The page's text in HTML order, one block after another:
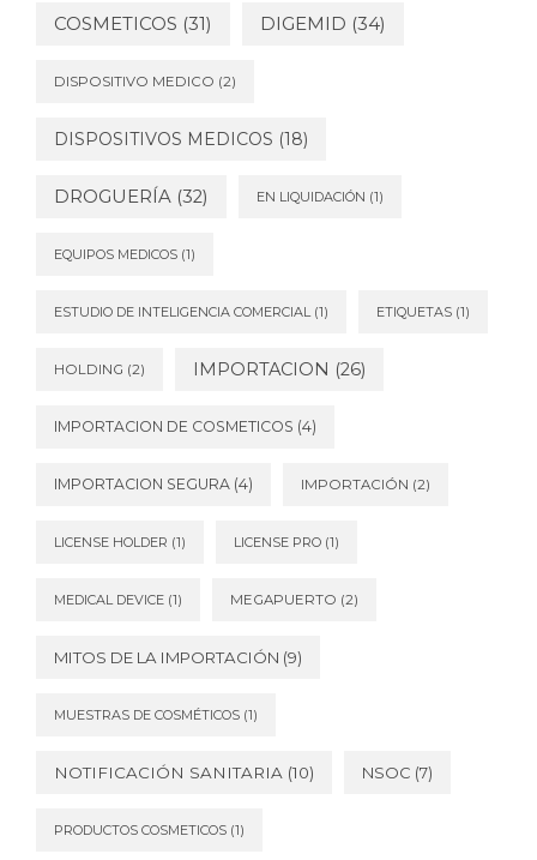
COSMETICOS (31) DIGEMID (34)
DISPOSITIVO MEDICO (2)
DISPOSITIVOS MEDICOS (18)
DROGUERÍA (32) EN LIQUIDACIÓN (1)
EQUIPOS MEDICOS (1)
ESTUDIO DE INTELIGENCIA COMERCIAL (1) ETIQUETAS (1)
HOLDING (2) IMPORTACION (26)
IMPORTACION DE COSMETICOS (4)
IMPORTACION SEGURA (4) IMPORTACIÓN (2)
LICENSE HOLDER (1) LICENSE PRO (1)
MEDICAL DEVICE (1) MEGAPUERTO (2)
MITOS DE LA IMPORTACIÓN (9)
MUESTRAS DE COSMÉTICOS (1)
NOTIFICACIÓN SANITARIA (10) NSOC (7)
PRODUCTOS COSMETICOS (1)